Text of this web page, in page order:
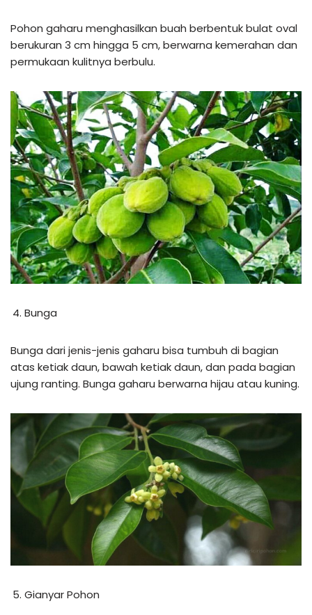
Pohon gaharu menghasilkan buah berbentuk bulat oval
berukuran 3 cm hingga 5 cm, berwarna kemerahan dan
permukaan kulitnya berbulu.
Bunga
Bunga dari jenis-jenis gaharu bisa tumbuh di bagian
atas ketiak daun, bawah ketiak daun, dan pada bagian
ujung ranting. Bunga gaharu berwarna hijau atau kuning.
Gianyar Pohon